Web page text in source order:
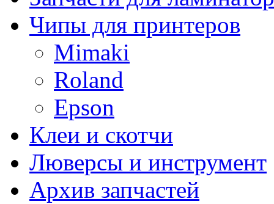
Чипы для принтеров
Mimaki
Roland
Epson
Клеи и скотчи
Люверсы и инструмент
Архив запчастей